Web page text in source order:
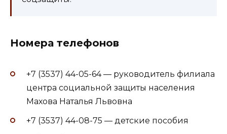
Номера телефонов
+7 (3537) 44-05-64 — руководитель филиала
центра социальной защиты населения
Махова Наталья Львовна
+7 (3537) 44-08-75 — детские пособия